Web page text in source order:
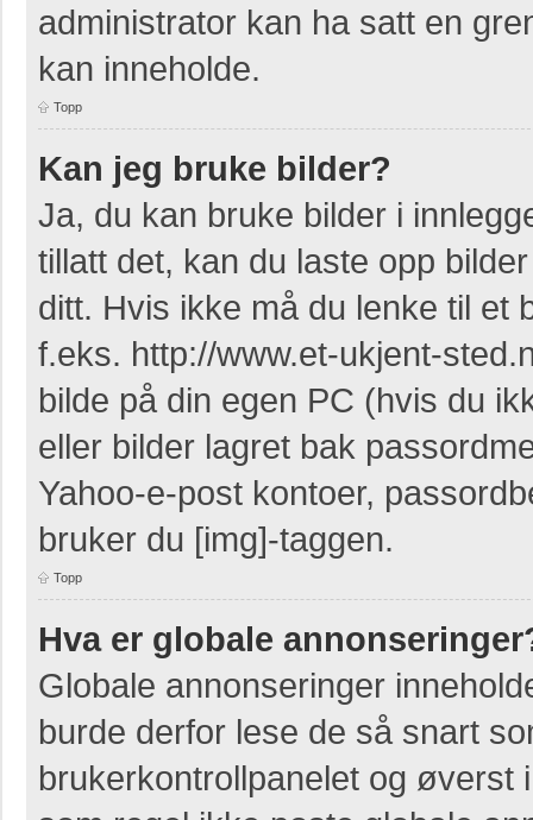
administrator kan ha satt en
kan inneholde.
Topp
Kan jeg bruke bilder?
Ja, du kan bruke bilder i
tillatt det, kan du laste opp
ditt. Hvis ikke må du lenke til et
f.eks. http://www.et-ukjent-
bilde på din egen PC (hvis du
eller bilder lagret bak
Yahoo-e-post kontoer,
bruker du [img]-taggen.
Topp
Hva er globale
Globale annonseringer
burde derfor lese de så snart
brukerkontrollpanelet og øverst